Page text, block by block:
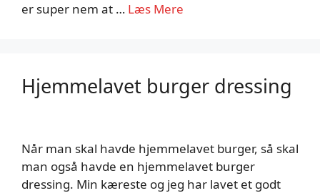
er super nem at … Læs Mere
Hjemmelavet burger dressing
Når man skal havde hjemmelavet burger, så skal
man også havde en hjemmelavet burger
dressing. Min kæreste og jeg har lavet et godt